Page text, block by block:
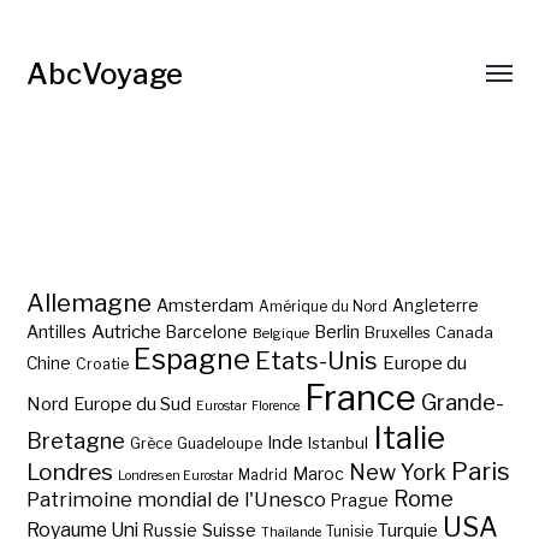
AbcVoyage
Allemagne Amsterdam Amérique du Nord Angleterre
Antilles Autriche Barcelone Belgique Berlin Bruxelles Canada
Chine Croatie Espagne Etats-Unis Europe du
Nord Europe du Sud Eurostar Florence France Grande-
Bretagne Grèce Guadeloupe Inde Istanbul Italie
Londres Londres en Eurostar Madrid Maroc New York Paris
Patrimoine mondial de l'Unesco Prague Rome
Royaume Uni Russie Suisse Thaïlande Tunisie Turquie USA